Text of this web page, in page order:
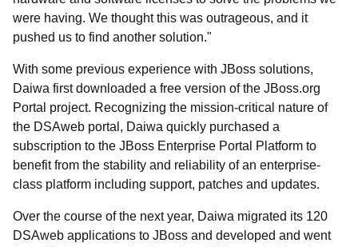
were having. We thought this was outrageous, and it
pushed us to find another solution."
With some previous experience with JBoss solutions,
Daiwa first downloaded a free version of the JBoss.org
Portal project. Recognizing the mission-critical nature of
the DSAweb portal, Daiwa quickly purchased a
subscription to the JBoss Enterprise Portal Platform to
benefit from the stability and reliability of an enterprise-
class platform including support, patches and updates.
Over the course of the next year, Daiwa migrated its 120
DSAweb applications to JBoss and developed and went